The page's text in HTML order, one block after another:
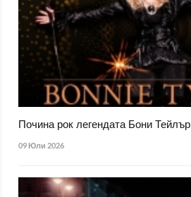
Почина рок легендата Бони Тейлър
09 Юли 2026